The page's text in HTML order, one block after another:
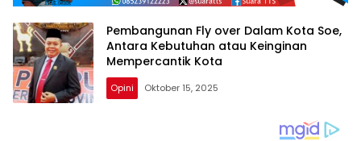
Pembangunan Fly over Dalam Kota Soe,
Antara Kebutuhan atau Keinginan
Mempercantik Kota
Opini Oktober 15, 2025